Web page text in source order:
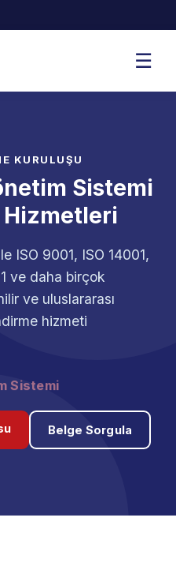
☰
KURULUŞU
Sistemi
ISO 9001, ISO 14001,
ve daha birçok
ve uluslararası
hizmeti
Yönetim
Belge Sorgula